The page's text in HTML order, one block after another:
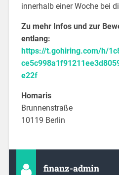
innerhalb einer Woche bei
Zu mehr Infos und zur
entlang:
https://t.gohiring.com/h/
e22f
Homaris
Brunnenstraße
10119 Berlin
finanz-admin